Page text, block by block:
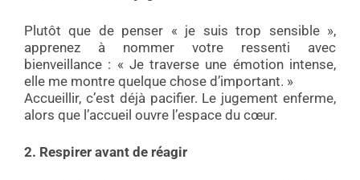
Plutôt que de penser « je suis trop sensible »,
apprenez à nommer votre ressenti avec
bienveillance : « Je traverse une émotion intense,
elle me montre quelque chose d’important. »
Accueillir, c’est déjà pacifier. Le jugement enferme,
alors que l’accueil ouvre l’espace du cœur.
2. Respirer avant de réagir